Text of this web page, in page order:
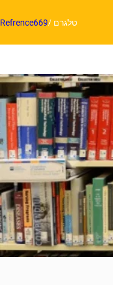
טלגרם /Refrence669